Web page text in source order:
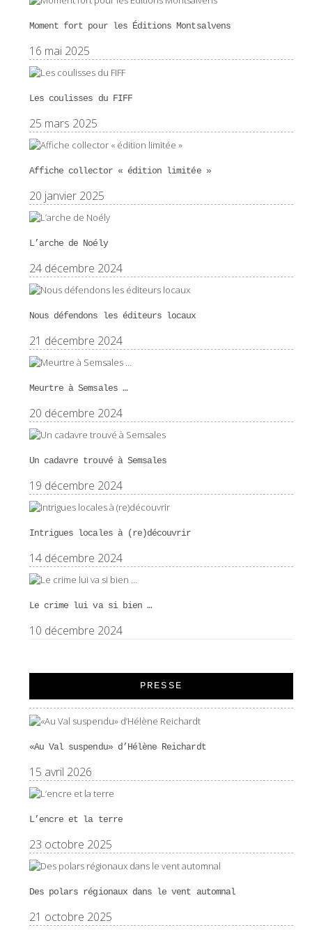
Moment fort pour les Éditions Montsalvens
16 mai 2025
Les coulisses du FIFF
25 mars 2025
Affiche collector « édition limitée »
20 janvier 2025
L’arche de Noély
24 décembre 2024
Nous défendons les éditeurs locaux
21 décembre 2024
Meurtre à Semsales …
20 décembre 2024
Un cadavre trouvé à Semsales
19 décembre 2024
Intrigues locales à (re)découvrir
14 décembre 2024
Le crime lui va si bien …
10 décembre 2024
PRESSE
«Au Val suspendu» d’Hélène Reichardt
15 avril 2026
L’encre et la terre
23 octobre 2025
Des polars régionaux dans le vent automnal
21 octobre 2025